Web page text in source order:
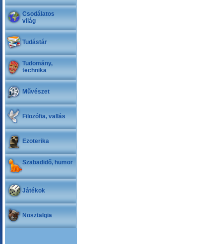
Csodálatos
világ
Tudástár
Tudomány,
technika
Művészet
Filozófia, vallás
Ezoterika
Szabadidő, humor
Játékok
Nosztalgia